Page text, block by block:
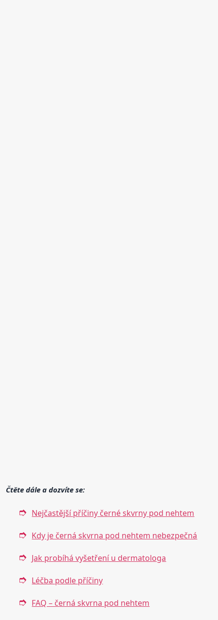
Čtěte dále a dozvíte se:
Nejčastější příčiny černé skvrny pod nehtem
Kdy je černá skvrna pod nehtem nebezpečná
Jak probíhá vyšetření u dermatologa
Léčba podle příčiny
FAQ – černá skvrna pod nehtem